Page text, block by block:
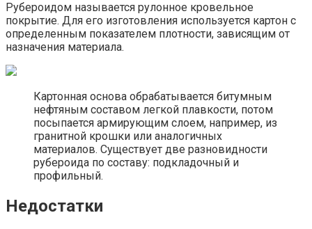
Рубероидом называется рулонное кровельное
покрытие. Для его изготовления используется картон с
определенным показателем плотности, зависящим от
назначения материала.
Картонная основа обрабатывается битумным
нефтяным составом легкой плавкости, потом
посыпается армирующим слоем, например, из
гранитной крошки или аналогичных
материалов. Существует две разновидности
рубероида по составу: подкладочный и
профильный.
Недостатки